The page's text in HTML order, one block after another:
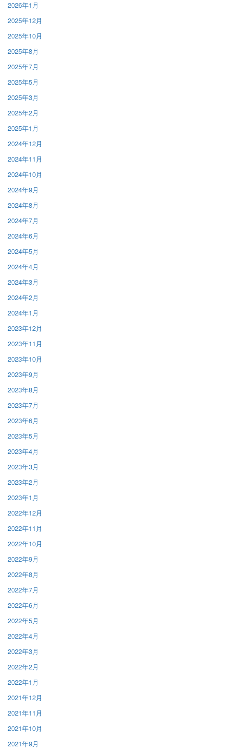
2026年1月
2025年12月
2025年10月
2025年8月
2025年7月
2025年5月
2025年3月
2025年2月
2025年1月
2024年12月
2024年11月
2024年10月
2024年9月
2024年8月
2024年7月
2024年6月
2024年5月
2024年4月
2024年3月
2024年2月
2024年1月
2023年12月
2023年11月
2023年10月
2023年9月
2023年8月
2023年7月
2023年6月
2023年5月
2023年4月
2023年3月
2023年2月
2023年1月
2022年12月
2022年11月
2022年10月
2022年9月
2022年8月
2022年7月
2022年6月
2022年5月
2022年4月
2022年3月
2022年2月
2022年1月
2021年12月
2021年11月
2021年10月
2021年9月